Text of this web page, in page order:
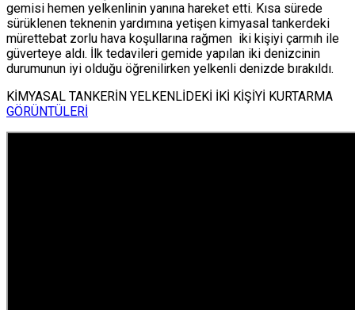
gemisi hemen yelkenlinin yanına hareket etti. Kısa sürede
sürüklenen teknenin yardımına yetişen kimyasal tankerdeki
mürettebat zorlu hava koşullarına rağmen iki kişiyi çarmıh ile
güverteye aldı. İlk tedavileri gemide yapılan iki denizcinin
durumunun iyi olduğu öğrenilirken yelkenli denizde bırakıldı.
KİMYASAL TANKERİN YELKENLİDEKİ İKİ KİŞİYİ KURTARMA
GÖRÜNTÜLERİ